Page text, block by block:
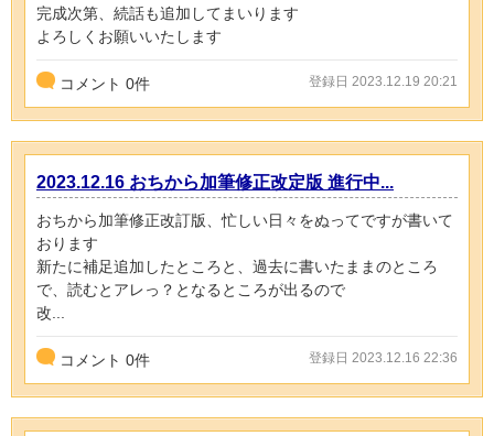
完成次第、続話も追加してまいります
よろしくお願いいたします
コメント 0件 登録日 2023.12.19 20:21
2023.12.16 おちから加筆修正改定版 進行中...
おちから加筆修正改訂版、忙しい日々をぬってですが書いて
おります
新たに補足追加したところと、過去に書いたままのところ
で、読むとアレっ？となるところが出るので
改...
コメント 0件 登録日 2023.12.16 22:36